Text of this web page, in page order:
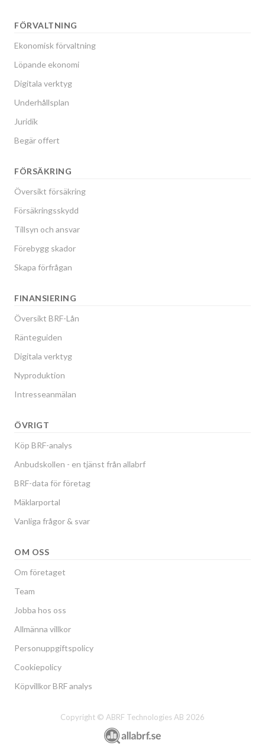
FÖRVALTNING
Ekonomisk förvaltning
Löpande ekonomi
Digitala verktyg
Underhållsplan
Juridik
Begär offert
FÖRSÄKRING
Översikt försäkring
Försäkringsskydd
Tillsyn och ansvar
Förebygg skador
Skapa förfrågan
FINANSIERING
Översikt BRF-Lån
Ränteguiden
Digitala verktyg
Nyproduktion
Intresseanmälan
ÖVRIGT
Köp BRF-analys
Anbudskollen - en tjänst från allabrf
BRF-data för företag
Mäklarportal
Vanliga frågor & svar
OM OSS
Om företaget
Team
Jobba hos oss
Allmänna villkor
Personuppgiftspolicy
Cookiepolicy
Köpvillkor BRF analys
Copyright © ABRF Technologies AB 2026